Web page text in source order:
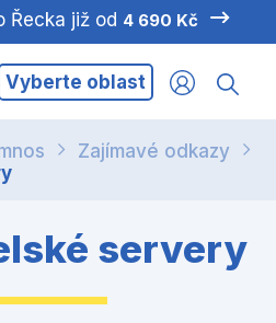
Řecka již od 4 690 Kč
Vyberte oblast
Zajímavé odkazy
servery